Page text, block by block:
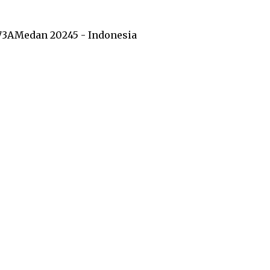
Medan 20245 - Indonesia